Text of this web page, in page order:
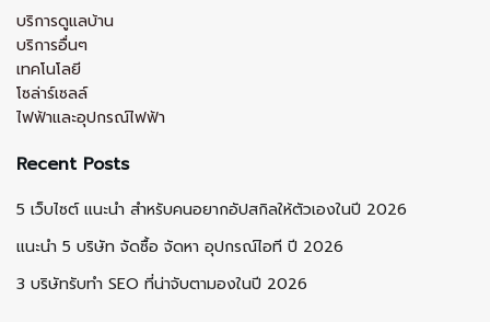
บริการดูแลบ้าน
บริการอื่นๆ
เทคโนโลยี
โซล่าร์เซลล์
ไฟฟ้าและอุปกรณ์ไฟฟ้า
Recent Posts
5 เว็บไซต์ แนะนำ สำหรับคนอยากอัปสกิลให้ตัวเองในปี 2026
แนะนำ 5 บริษัท จัดซื้อ จัดหา อุปกรณ์ไอที ปี 2026
3 บริษัทรับทำ SEO ที่น่าจับตามองในปี 2026